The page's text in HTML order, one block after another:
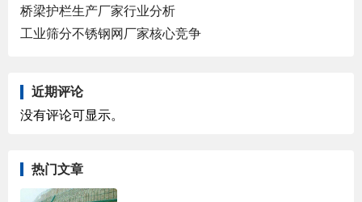
桥梁护栏生产厂家行业分析
工业筛分不锈钢网厂家核心竞争
近期评论
没有评论可显示。
热门文章